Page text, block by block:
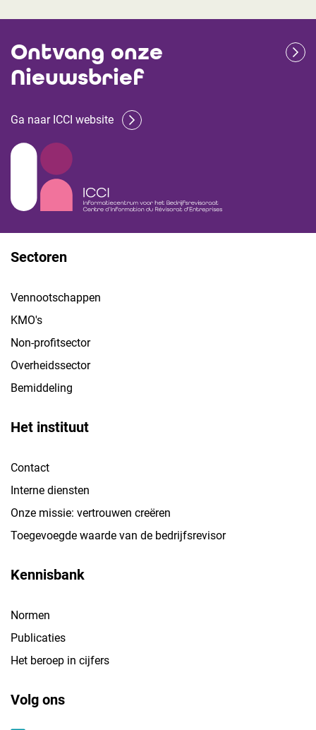
Ontvang onze
Nieuwsbrief
Ga naar ICCI website
Sectoren
Vennootschappen
KMO's
Non-profitsector
Overheidssector
Bemiddeling
Het instituut
Contact
Interne diensten
Onze missie: vertrouwen creëren
Toegevoegde waarde van de bedrijfsrevisor
Kennisbank
Normen
Publicaties
Het beroep in cijfers
Volg ons